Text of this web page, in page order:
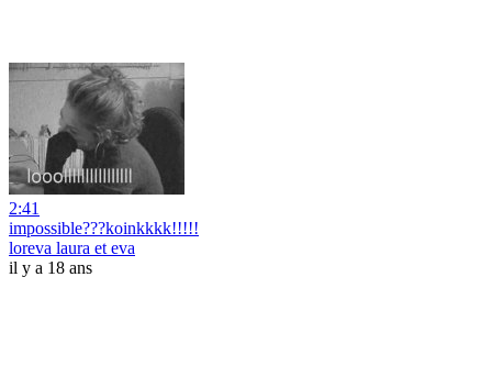
2:41
impossible???koinkkkk!!!!!
loreva laura et eva
il y a 18 ans